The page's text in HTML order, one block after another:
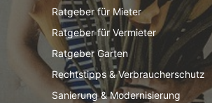
Ratgeber für Mieter
Ratgeber für Vermieter
Ratgeber Garten
Rechtstipps & Verbraucherschutz
Sanierung & Modernisierung